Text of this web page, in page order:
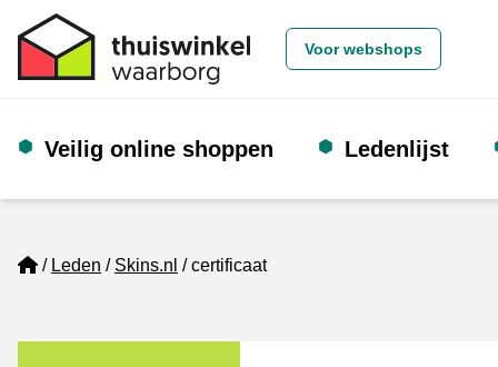
Voor webshops
Veilig online shoppen Ledenlijst
Home
Leden Skins.nl certificaat